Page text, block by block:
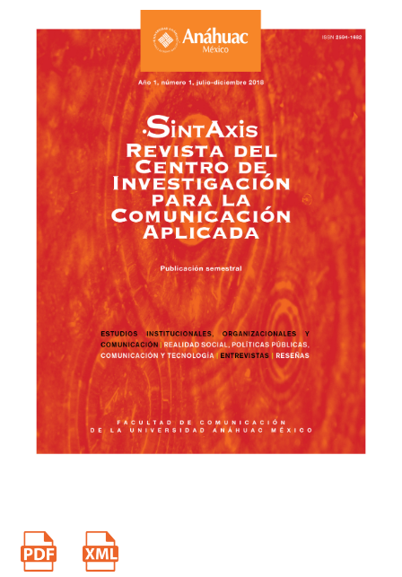
Doctorado en Sistemas y Ambientes Educativos (2 de diciembre
de 2015). Universidad Veracruzana. Recuperado de
https://www.uv.mx/veracruz/dsae/docentes-investigadores/lgac/.
Gallego, A. (2011). El diseño de narrativas transmedia. Guía de
referencia para las industrias creativas. Colombia: Universidad de
García, N. (1995). Consumidores y ciudadanos. Conflictos
multiculturales de la globalización. México: Grijalbo.
Giddens, A. (2009). Recesión, cambio climático y planificación (pp.
25-26). Madrid, España: El País.
Glosario de términos y definiciones sobre Promep conforme a las
reglas de operación del Promep 2005 (3 de diciembre de 2015).
Universidad Autónoma Metropolitana. Recuperado de
http://coplan.azc.uam.mx/promep/glosarioPromep.htm#x.
Heller, A. (1977). Sociología de la vida cotidiana. España: Editorial
Península.
Hidalgo, J. (2013). Comunicación estratégica y diseño
transmedial: tendencias en plataformas móviles. En Congreso
Internacional de Comunicación Estratégica CICE 2013, Puebla,
Puebla, México.
Lipovetsky, G. (2005). El crepúsculo del deber: La ética indolora de
los nuevos tiempos democráticos. Barcelona, España: Anagrama.
Lipovetsky, G. (2004). El imperio de lo efímero: la moda y su
destino en las sociedades modernas. Barcelona, España:
Anagrama.
Lipovetsky, G. (2004). El lujo eterno: de la era de lo sagrado al
Lipovetsky, G. (2002). La tercera mujer: permanencia y revolución
de lo femenino. Barcelona, España: Anagrama.
Lipovetsky, G. (2008). La pantalla global: cultura mediática y cine